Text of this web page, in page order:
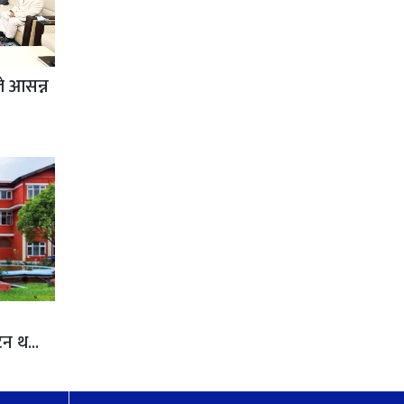
आसन्न
थ...